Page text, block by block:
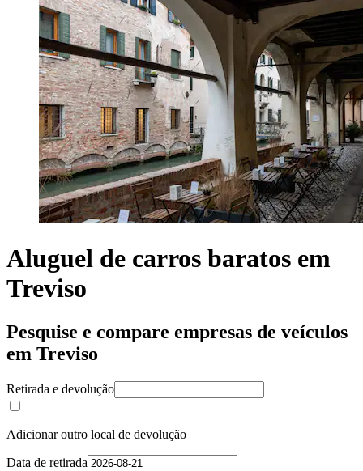
Aluguel de carros baratos em
Treviso
Pesquise e compare empresas de veículos
em Treviso
Retirada e devolução
Adicionar outro local de devolução
Data de retirada